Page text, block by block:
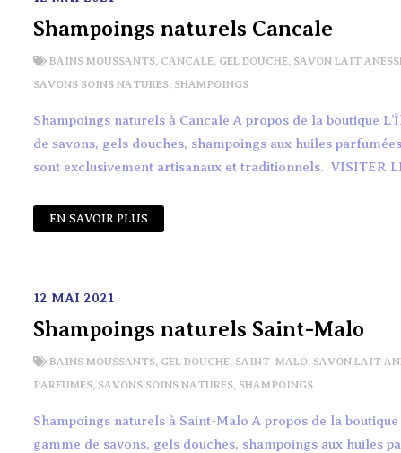
Shampoings naturels Cancale
BAINS MOUSSANTS, CANCALE, GEL DOUCHE, SAVON LAIT
SAVONS SOINS NATURES, SHAMPOINGS
Shampoings naturels à Cancale A propos de la boutique
de savons, gels douches, shampoings aux huiles
sont exclusivement artisanaux et traditionnels. VISITER
EN SAVOIR PLUS
12 MAI 2021
Shampoings naturels Saint-Malo
BAINS MOUSSANTS, GEL DOUCHE, SAINT-MALO, SAVON LAIT
PARFUMÉS, SAVONS SOINS NATURES, SHAMPOINGS
Shampoings naturels à Saint-Malo A propos de la
gamme de savons, gels douches, shampoings aux huiles